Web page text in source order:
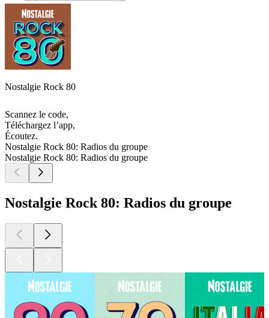
Nostalgie Rock 80
Scannez le code,
Téléchargez l’app,
Écoutez.
Nostalgie Rock 80: Radios du groupe
Nostalgie Rock 80: Radios du groupe
Nostalgie Rock 80: Radios du groupe